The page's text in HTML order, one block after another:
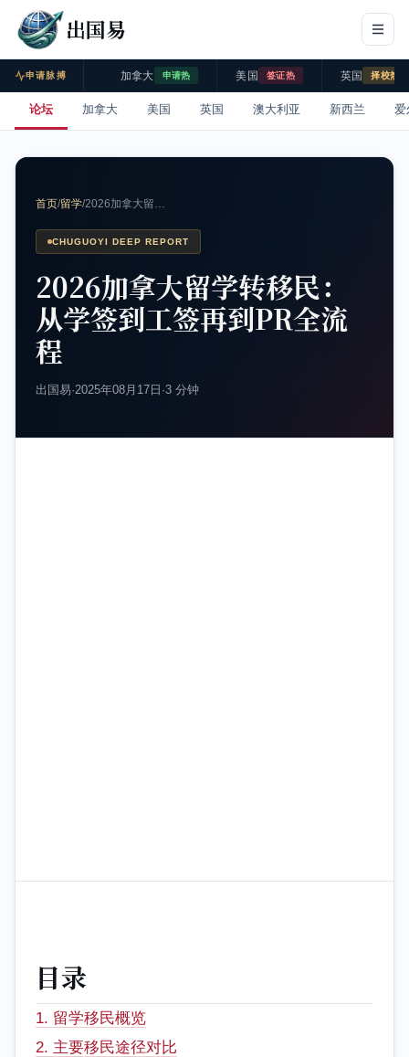
出国易
申请脉搏 加拿大 申请热 美国 签证热 英国 择校热
论坛 加拿大 美国 英国 澳大利亚 新西兰 爱
首页/留学/2026加拿大留…
CHUGUOYI DEEP REPORT
2026加拿大留学转移民：
从学签到工签再到PR全流
程
出国易·2025年08月17日 ·3 分钟
目录
1. 留学移民概览
2. 主要移民途径对比